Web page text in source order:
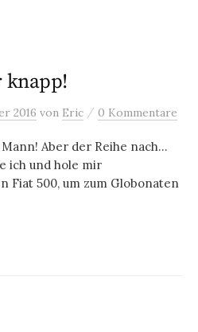
knapp!
2016 von Eric / 0 Kommentare
Aber der Reihe nach…
ich und hole mir
Fiat 500, um zum Globonaten